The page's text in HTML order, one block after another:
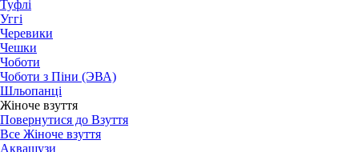
Туфлі
Уггі
Черевики
Чешки
Чоботи
Чоботи з Піни (ЭВА)
Шльопанці
Жіноче взуття
Повернутися до Взуття
Все Жіноче взуття
Аквашузи